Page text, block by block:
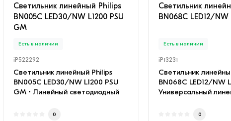
Светильник линейный Philips
BN005C LED30/NW L1200 PSU
GM
Есть в наличии
iP522292
Светильник линейный Philips
BN005C LED30/NW L1200 PSU
GM • Линейный светодиодный
0
Светильник
BN068C LED12/NW
Есть в наличии
iP13231
Светильник
BN068C LED12/NW
Универсальный
0